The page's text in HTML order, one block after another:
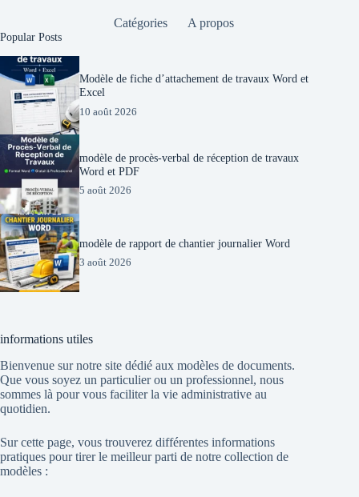
Catégories A propos
Popular Posts
Modèle de fiche d’attachement de travaux Word et
Excel
10 août 2026
modèle de procès-verbal de réception de travaux
Word et PDF
5 août 2026
modèle de rapport de chantier journalier Word
3 août 2026
informations utiles
Bienvenue sur notre site dédié aux modèles de documents.
Que vous soyez un particulier ou un professionnel, nous
sommes là pour vous faciliter la vie administrative au
quotidien.
Sur cette page, vous trouverez différentes informations
pratiques pour tirer le meilleur parti de notre collection de
modèles :